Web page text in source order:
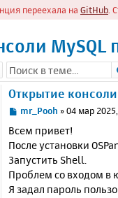
переехала на GitHub .
Открытие
С
о
б
щ
е
н
mr_Pooh »04 мар
Всем привет!
После установки
Запустить Shell.
Проблем со входом в
Я задал пароль